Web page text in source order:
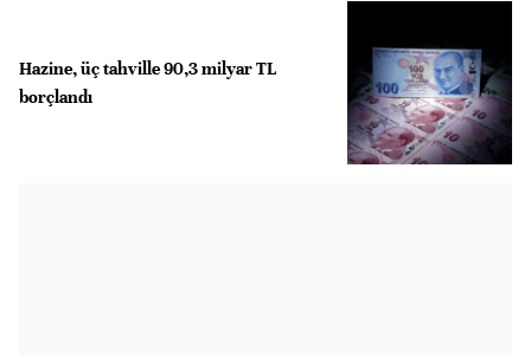
Hazine, üç tahville 90,3 milyar TL
borçlandı